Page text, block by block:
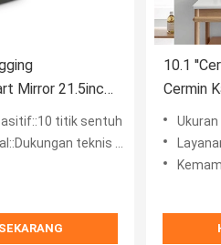
Mirror 21.5inch
titik sentuh
teknis online
10.1
Cermin
PCAP